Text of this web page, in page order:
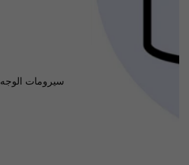
سيرومات الوجه